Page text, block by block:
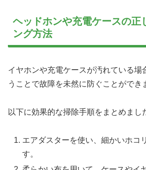
ヘッドホンや充電ケースの正
ング方法
イヤホンや充電ケースが汚れている場
うことで故障を未然に防ぐことができ
以下に効果的な掃除手順をまとめまし
エアダスターを使い、細かいホコ
す。